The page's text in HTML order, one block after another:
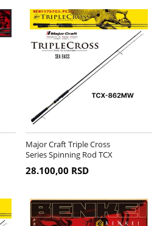
Major Craft Triple Cross
Series Spinning Rod TCX
28.100,00 RSD